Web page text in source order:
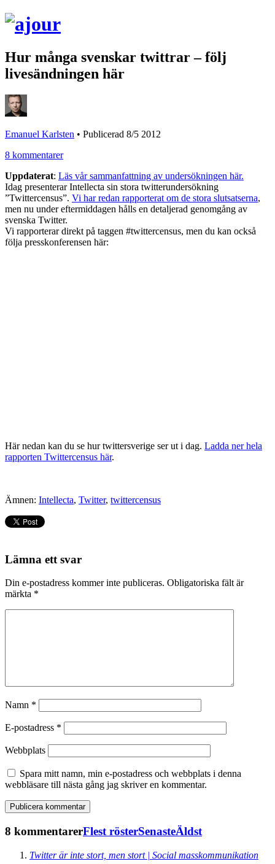
Hur många svenskar twittrar – följ
livesändningen här
Emanuel Karlsten • Publicerad 8/5 2012
8 kommentarer
Uppdaterat: Läs vår sammanfattning av undersökningen här.
Idag presenterar Intellecta sin stora twitterundersökning
”Twittercensus”. Vi har redan rapporterat om de stora slutsatserna,
men nu under eftermiddagen hålls en detaljerad genomgång av
svenska Twitter.
Vi rapporterar direkt på taggen #twittercensus, men du kan också
följa presskonferensen här:
Här nedan kan du se hur twittersverige ser ut i dag. Ladda ner hela
rapporten Twittercensus här.
Ämnen: Intellecta, Twitter, twittercensus
Lämna ett svar
Din e-postadress kommer inte publiceras. Obligatoriska fält är
märkta *
Namn *
E-postadress *
Webbplats
Spara mitt namn, min e-postadress och webbplats i denna
webbläsare till nästa gång jag skriver en kommentar.
8 kommentarerFlest rösterSenasteÄldst
Twitter är inte stort, men stort | Social masskommunikation